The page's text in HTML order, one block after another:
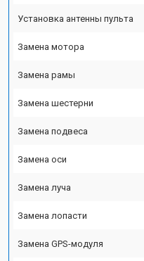
Установка антенны пульта
Замена мотора
Замена рамы
Замена шестерни
Замена подвеса
Замена оси
Замена луча
Замена лопасти
Замена GPS-модуля